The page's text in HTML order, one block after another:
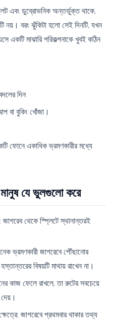
এবং ডুব্রোভনিক অন্তর্ভুক্ত থাকে,
নয়। বরং ঝুঁকিটা হলো সেই দিনটি, যখন
একটি মাঝারি পরিকল্পনাকে খুবই কঠিন
দিন
বা বুকিং খোঁজা।
ফোনে একাধিক ভ্রমণকারীর মধ্যে
মানুষ যে ভুলগুলো করে
জাগরেব থেকে স্প্লিটে স্থানান্তরই
ভ্রমণকারী জাগরেবে পৌঁছানোর
বিষয়টি মাথায় রাখেন না।
কাজ ফেলে রাখলে, তা রুটের সবচেয়ে
জাগরেবে প্রথমবার থাকার তথ্য